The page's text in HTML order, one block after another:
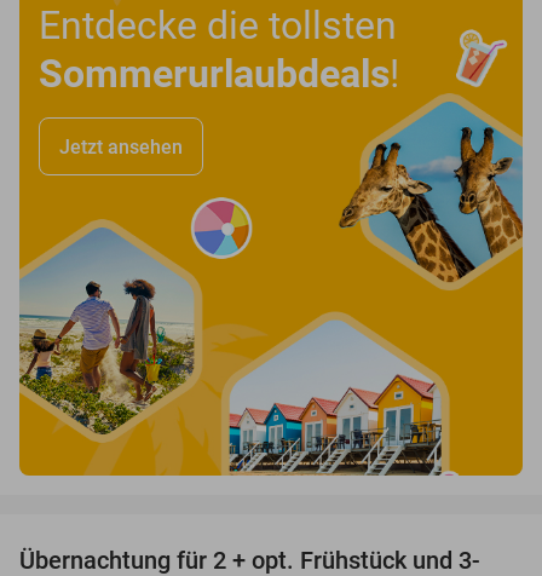
Entdecke die tollsten
Sommerurlaubdeals!
Jetzt ansehen
Übernachtung für 2 + opt. Frühstück und 3-